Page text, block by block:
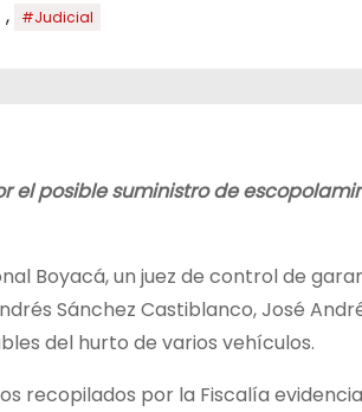
, #Judicial
el posible suministro de
Boyacá, un juez de control de
Sánchez Castiblanco, José
del hurto de varios vehículos.
recopilados por la Fiscalía